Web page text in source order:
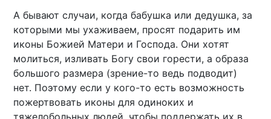
А бывают случаи, когда бабушка или дедушка, за
которыми мы ухаживаем, просят подарить им
иконы Божией Матери и Господа. Они хотят
молиться, изливать Богу свои горести, а образа
большого размера (зрение-то ведь подводит)
нет. Поэтому если у кого-то есть возможность
пожертвовать иконы для одиноких и
тяжелобольных людей, чтобы поддержать их в